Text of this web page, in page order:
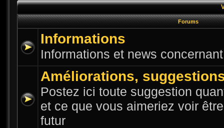
Forums
Informations
Informations et news
Améliorations,
Postez ici toute suggestion
et ce que vous aimeriez voir
futur